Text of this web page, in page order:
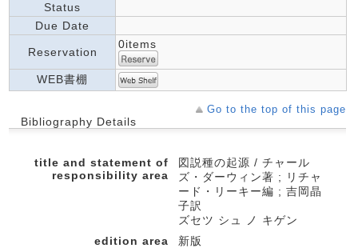
Status
Due Date
Reservation
0items
WEB書棚
Go to the top of this page
Bibliography Details
title and statement of
responsibility area
図説種の起源 / チャール
ズ・ダーウィン著 ; リチャ
ード・リーキー編 ; 吉岡晶
子訳
ズセツ シュ ノ キゲン
edition area
新版